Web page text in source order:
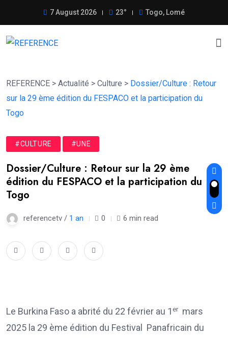
7 August 2026 23° Togo, Lomé
REFERENCE > Actualité > Culture > Dossier/Culture : Retour
sur la 29 ème édition du FESPACO et la participation du
Togo
#CULTURE #UNE
Dossier/Culture : Retour sur la 29 ème
édition du FESPACO et la participation du
Togo
referencetv / 1 an 0 6 min read
Le Burkina Faso a abrité du 22 février au 1ermars
2025 la 29 ème édition du Festival Panafricain du